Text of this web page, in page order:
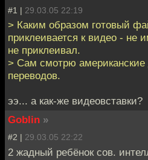
#1 | 29.03.05 22:19
> Каким образом готовый
приклеивается к видео - не
не приклеивал.
> Сам смотрю американские
переводов.
ээ... а как-же видеовставки?
Goblin »
#2 | 29.03.05 22:22
2 жадный ребёнок сов.